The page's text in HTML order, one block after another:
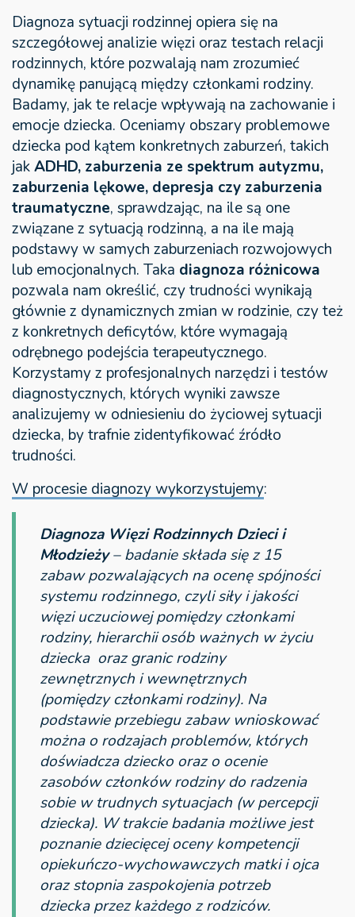
Diagnoza sytuacji rodzinnej opiera się na
szczegółowej analizie więzi oraz testach relacji
rodzinnych, które pozwalają nam zrozumieć
dynamikę panującą między członkami rodziny.
Badamy, jak te relacje wpływają na zachowanie i
emocje dziecka. Oceniamy obszary problemowe
dziecka pod kątem konkretnych zaburzeń, takich
jakADHD, zaburzenia ze spektrum autyzmu,
zaburzenia lękowe, depresja czy zaburzenia
traumatyczne, sprawdzając, na ile są one
związane z sytuacją rodzinną, a na ile mają
podstawy w samych zaburzeniach rozwojowych
lub emocjonalnych. Taka diagnoza różnicowa
pozwala nam określić, czy trudności wynikają
głównie z dynamicznych zmian w rodzinie, czy też
z konkretnych deficytów, które wymagają
odrębnego podejścia terapeutycznego.
Korzystamy z profesjonalnych narzędzi i testów
diagnostycznych, których wyniki zawsze
analizujemy w odniesieniu do życiowej sytuacji
dziecka, by trafnie zidentyfikować źródło
trudności.
W procesie diagnozy wykorzystujemy:
Diagnoza Więzi Rodzinnych Dzieci i
Młodzieży– badanie składa się z 15
zabaw pozwalających na ocenę spójności
systemu rodzinnego, czyli siły i jakości
więzi uczuciowej pomiędzy członkami
rodziny, hierarchii osób ważnych w życiu
dziecka oraz granic rodziny
zewnętrznych i wewnętrznych
(pomiędzy członkami rodziny). Na
podstawie przebiegu zabaw wnioskować
można o rodzajach problemów, których
doświadcza dziecko oraz o ocenie
zasobów członków rodziny do radzenia
sobie w trudnych sytuacjach (w percepcji
dziecka). W trakcie badania możliwe jest
poznanie dziecięcej oceny kompetencji
opiekuńczo-wychowawczych matki i ojca
oraz stopnia zaspokojenia potrzeb
dziecka przez każdego z rodziców.